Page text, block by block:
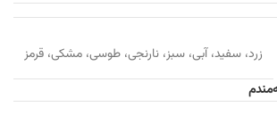
زرد، سفید، آبی، سبز، نارنجی، طوسی، مشکی، قرمز